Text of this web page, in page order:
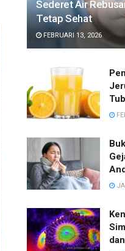
Sederet Air
Tetap Sehat
FEBRUARI 13, 2026